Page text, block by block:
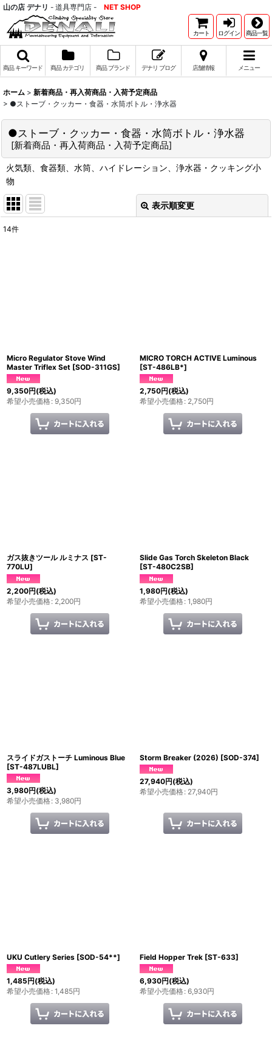
山の店 デナリ - 道具専門店 - NET SHOP
カート ログイン 商品一覧
商品 キーワード 商品 カテゴリ 商品 ブランド デナリ ブログ 店舗情報 メニュー
ホーム > 新着商品・再入荷商品・入荷予定商品
> ●ストーブ・クッカー・食器・水筒ボトル・浄水器
●ストーブ・クッカー・食器・水筒ボトル・浄水器
[新着商品・再入荷商品・入荷予定商品]
火気類、食器類、水筒、ハイドレーション、浄水器・クッキング小
物
表示順変更
サブカテゴリ
絞り込む
14件
Micro Regulator Stove Wind
Master Triflex Set [SOD-311GS]
9,350円(税込)
希望小売価格: 9,350円
MICRO TORCH ACTIVE Luminous
[ST-486LB*]
2,750円(税込)
希望小売価格: 2,750円
ガス抜きツール ルミナス [ST-
770LU]
2,200円(税込)
希望小売価格: 2,200円
Slide Gas Torch Skeleton Black
[ST-480C2SB]
1,980円(税込)
希望小売価格: 1,980円
スライドガストーチ Luminous Blue
[ST-487LUBL]
3,980円(税込)
希望小売価格: 3,980円
Storm Breaker (2026) [SOD-374]
27,940円(税込)
希望小売価格: 27,940円
UKU Cutlery Series [SOD-54**]
1,485円(税込)
希望小売価格: 1,485円
Field Hopper Trek [ST-633]
6,930円(税込)
希望小売価格: 6,930円